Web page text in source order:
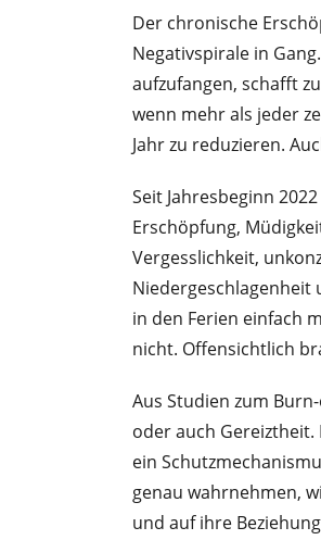
Der chronische
Negativspirale in
aufzufangen, schafft
wenn mehr als jeder
Jahr zu reduzieren.
Seit Jahresbeginn
Erschöpfung,
Vergesslichkeit,
Niedergeschlagenheit
in den Ferien einfach
nicht. Offensichtlich
Aus Studien zum
oder auch
ein
genau wahrnehmen,
und auf ihre